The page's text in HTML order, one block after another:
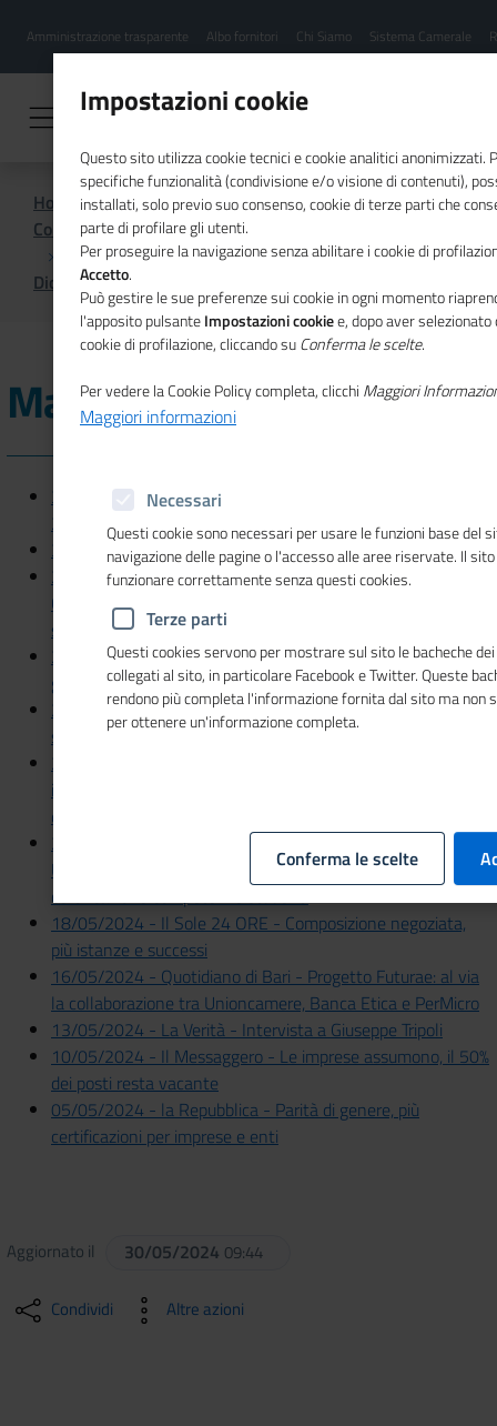
contenuto
Menu
hamburgher
Amministrazione trasparente Albo fornitori Chi Siamo Sistema Camerale
Home
Comunicazione istituzionale per il sistema camerale
Dicono di noi
Maggio 2024
30/05/2024 - Corriere della Sera -
276.000 talenti in cinque anni
30/05/2024 - Italia Oggi - Oltre 2,5 milioni di volontari
28/05/2024 - Il Sannio Quotidiano - Unioncamere,
Confartigianato e Cna per certificazione competenze
studenti
27/05/2024 - Corriere della Sera - Competenze tech e
green così il lavoro si avvicina
27/05/2024 - Italia Oggi Sette - Crisi, gli ingredienti per il
successo della composizione negoziata
22/05/2024 - L'Avvenire - Finanziamenti per 36 aspiranti
imprenditori stranieri: accordo tra Unioncamere, Banca Etica
e PerMicro
20/05/2024 - La Provincia Edizione Nazionale -
Unioncamere, Confartigianato e Cna per
certificazione competenze studenti
18/05/2024 - Il Sole 24 ORE - Composizione negoziata,
più istanze e successi
16/05/2024 - Quotidiano di Bari - Progetto Futurae: al via
la collaborazione tra Unioncamere, Banca Etica e PerMicro
13/05/2024 - La Verità - Intervista a Giuseppe Tripoli
10/05/2024 - Il Messaggero - Le imprese assumono, il 50%
dei posti resta vacante
05/05/2024 - la Repubblica - Parità di genere, più
certificazioni per imprese e enti
Aggiornato il 30/05/2024 09:44
Condividi Altre azioni
Impostazioni cookie
Questo sito utilizza cookie tecnici e cookie analitici anonimizzati.
specifiche funzionalità (condivisione e/o visione di contenuti),
installati, solo previo suo consenso, cookie di terze parti che
parte di profilare gli utenti.
Per proseguire la navigazione senza abilitare i cookie di
Accetto.
Può gestire le sue preferenze sui cookie in ogni momento
l'apposito pulsanteImpostazioni cookiee, dopo aver
cookie di profilazione, cliccando suConferma le scelte.
Per vedere la Cookie Policy completa, clicchi Maggiori
Maggiori informazioni
Necessari
Questi cookie sono necessari per usare le funzioni base del
navigazione delle pagine o l'accesso alle aree riservate. Il
funzionare correttamente senza questi cookies.
Terze parti
Questi cookies servono per mostrare sul sito le bacheche
collegati al sito, in particolare Facebook e Twitter. Queste
rendono più completa l'informazione fornita dal sito ma non
per ottenere un'informazione completa.
Conferma le scelte